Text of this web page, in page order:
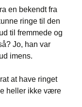
en bekendt fra
ringe til den
til fremmede og
Jo, han var
imens.
at have ringet
heller ikke være